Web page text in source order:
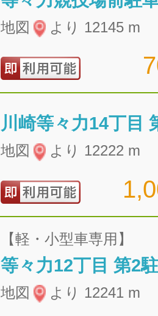
地図 より 12145 m
川崎等々力14丁目
地図 より 12222 m
【軽・小型車専用】
等々力12丁目 第2
地図 より 12241 m